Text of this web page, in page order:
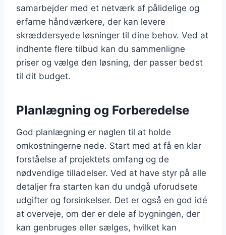
samarbejder med et netværk af pålidelige og
erfarne håndværkere, der kan levere
skræddersyede løsninger til dine behov. Ved at
indhente flere tilbud kan du sammenligne
priser og vælge den løsning, der passer bedst
til dit budget.
Planlægning og Forberedelse
God planlægning er nøglen til at holde
omkostningerne nede. Start med at få en klar
forståelse af projektets omfang og de
nødvendige tilladelser. Ved at have styr på alle
detaljer fra starten kan du undgå uforudsete
udgifter og forsinkelser. Det er også en god idé
at overveje, om der er dele af bygningen, der
kan genbruges eller sælges, hvilket kan